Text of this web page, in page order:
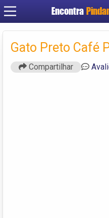
Encontra
Gato Preto Café
Compartilhar